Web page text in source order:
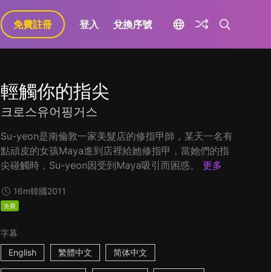
免費註冊 登入 兌換序號
輕觸你的指尖
크로스유어핑거스
Su-yeon是南倫敦一家美髮店的修指甲師，某天一名有
點頑皮的女孩Maya進到店裡給她修指甲，當她們的指
尖碰觸時，Su-yeon因受到Maya吸引而困惑。
更多
16m韓國2011
免費
字幕
English
繁體中文 简体中文